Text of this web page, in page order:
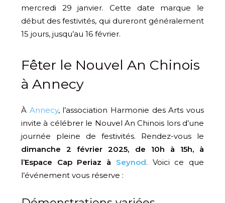
mercredi 29 janvier. Cette date marque le
début des festivités, qui dureront généralement
15 jours, jusqu’au 16 février.
Fêter le Nouvel An Chinois
à Annecy
À Annecy, l’association Harmonie des Arts vous
invite à célébrer le Nouvel An Chinois lors d’une
journée pleine de festivités. Rendez-vous le
dimanche 2 février 2025, de 10h à 15h, à
l’Espace Cap Periaz à Seynod. Voici ce que
l’événement vous réserve :